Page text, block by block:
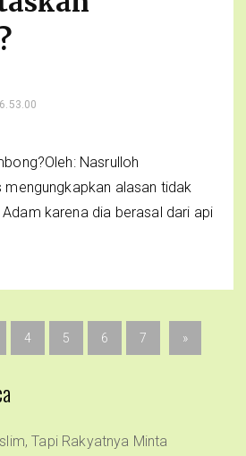
Nasrulloh
alasan tidak
karena dia berasal dari api
4 5 6 7 »
Tapi Rakyatnya Minta